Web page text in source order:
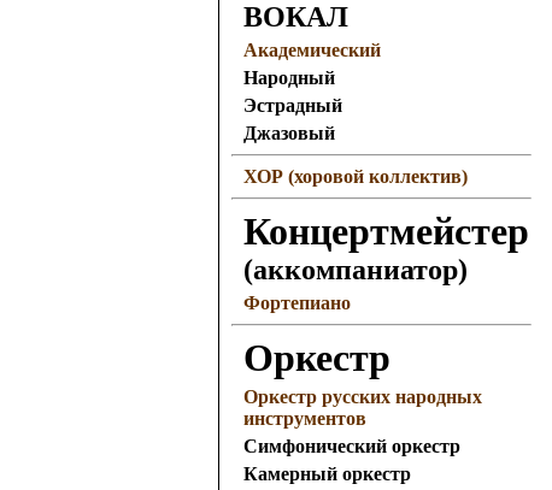
ВОКАЛ
Академический
Народный
Эстрадный
Джазовый
ХОР (хоровой коллектив)
Концертмейстер
(аккомпаниатор)
Фортепиано
Оркестр
Оркестр русских народных
инструментов
Симфонический оркестр
Камерный оркестр